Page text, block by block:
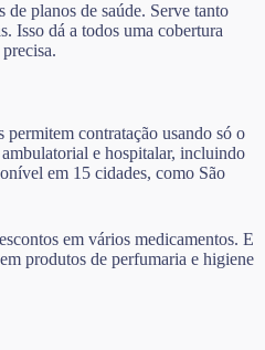
de planos de saúde. Serve tanto
Isso dá a todos uma cobertura
contratação usando só o
e hospitalar, incluindo
em 15 cidades, como São
em vários medicamentos. E
produtos de perfumaria e higiene